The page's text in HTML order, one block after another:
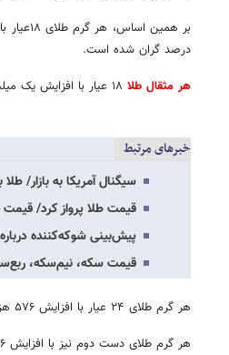
درصد گران شده است.
هر مثقال طلا ۱۸ عیار با افزایش یک میلیون و ۹۳۴ هزار تومانی به نرخ ۲۹ میلیون و ۵۰۵ هزار تومان رسید.
خبرهای مرتبط
سیگنال آمریکا به بازار/
قیمت طلا پرواز کرد/ قیمت جدید طلا
پیش‌بینی شوکه‌کننده
قیمت سکه، نیم‌سکه، ربع‌سکه ۲۴ اسفندماه ۱۴۰۳/ سکه ۸۰ میلیون
هر گرم طلای ۲۴ عیار با افزایش ۵۷۶ هزار تومانی، ۹ میلیون و ۸۱ هزار تومان قیمت‌گذاری شد.
هر گرم طلای دست دوم نیز با افزایش ۴۲۶ هزار تومانی، ۶ میلیون و ۷۲۰ هزار تومان در بازار قیمت‌گذاری شده است.